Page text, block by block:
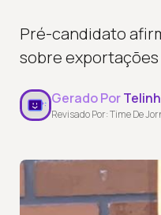
Pré-candidato
sobre
Gerado Por
Revisado Por: Time De